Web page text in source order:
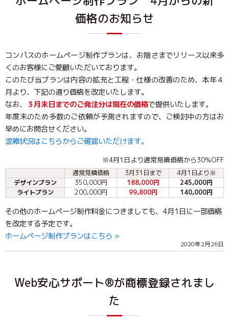
価格のお知らせ
コンパスのホームページ制作プランは、お陰さまでリリース以来多
くのお客様にご愛顧いただいております。
このたび当プランは内容の拡充と工程・仕様の改善のため、本年４
月より、下記の通り価格を改定いたします。
なお、
３月末日までのご発注分は現在の価格で提供いたします。
年度末のため多数のご依頼が予測されますので、ご検討中の方はお
早めにお問合せください。
混雑状況はこちらからご確認いただけます。
※4月1日より通常見積価格から30％OFF
通常見積価格 3月31日まで
4月1日より※
デザインプラン
350,000円 188,000円
245,000円
ライトプラン
200,000円 99,800円 140,000円
その他のホームページ制作料金につきましても、4月1日に一部価格
を改定する予定です。
ホームページ制作プランはこちら »
2020年2月26日
Web安心サポート®が商標登録されまし
た